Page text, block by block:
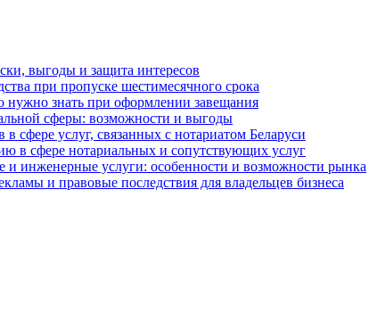
выгоды и защита интересов
при пропуске шестимесячного срока
знать при оформлении завещания
сферы: возможности и выгоды
сфере услуг, связанных с нотариатом Беларуси
в сфере нотариальных и сопутствующих услуг
и инженерные услуги: особенности и возможности рынка
и правовые последствия для владельцев бизнеса